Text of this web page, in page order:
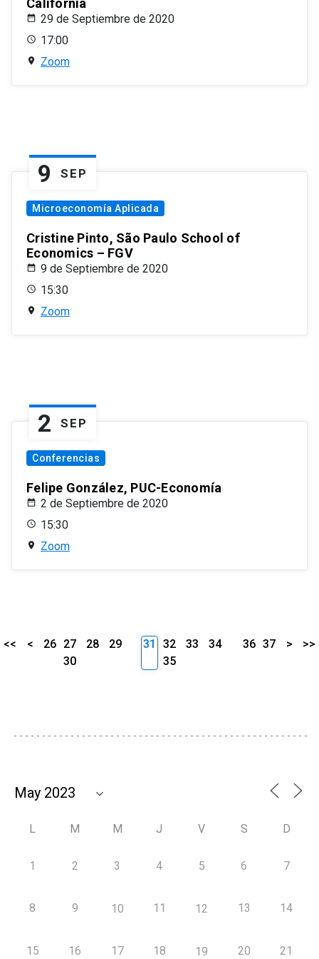
California
29 de Septiembre de 2020
17:00
Zoom
9 SEP
Microeconomía Aplicada
Cristine Pinto, São Paulo School of
Economics – FGV
9 de Septiembre de 2020
15:30
Zoom
2 SEP
Conferencias
Felipe González, PUC-Economía
2 de Septiembre de 2020
15:30
Zoom
<< < 26 27 28
29
30
31 32 33
34
35
36 37 > >>
L M M J V S D
1 2 3 4 5 6 7
8 9 10 11 12 13 14
15 16 17 18 19 20 21